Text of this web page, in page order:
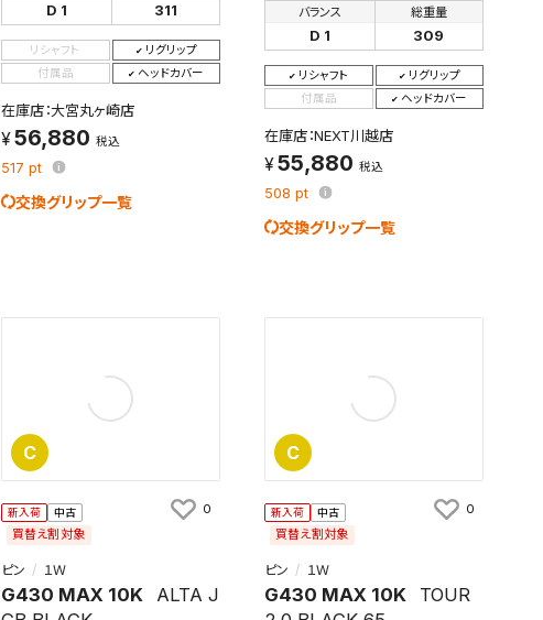
D 1 311
リシャフト
リグリップ
付属品
ヘッドカバー
在庫店：大宮丸ヶ崎店
56,880 税込
517 pt
交換グリップ一覧
バランス
D 1
総重量
309
リシャフト
リグリップ
付属品
ヘッドカバー
在庫店：NEXT川越店
55,880 税込
508pt
交換グリップ一覧
C
新入荷 中古
買替え割対象
ピン １Ｗ
G430 MAX 10K
ALTA J
0
C
新入荷 中古
買替え割対象
ピン １Ｗ
G430 MAX 10K
TOUR
0